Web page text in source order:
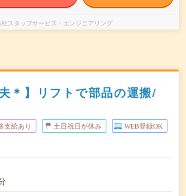
スタッフサービス・エンジニアリング
＊】リフトで部品の運搬/
支給あり 土日祝日が休み WEB登録OK